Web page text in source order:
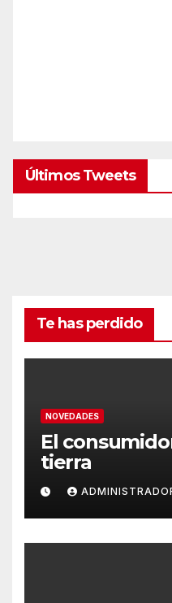
Últimos Tweets
Te has perdido
NOVEDADES
El
tierra